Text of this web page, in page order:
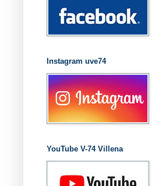
Instagram uve74
YouTube V-74 Villena